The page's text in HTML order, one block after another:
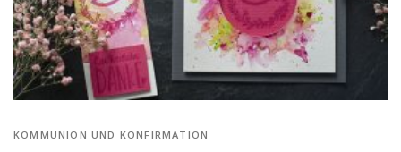
KOMMUNION UND KONFIRMATION